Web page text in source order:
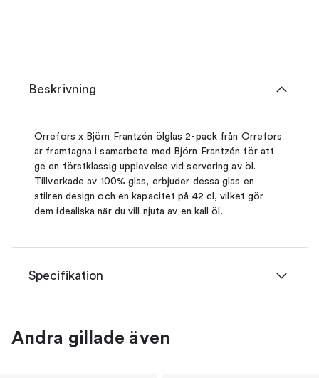
Beskrivning
Orrefors x Björn Frantzén ölglas 2-pack från Orrefors
är framtagna i samarbete med Björn Frantzén för att
ge en förstklassig upplevelse vid servering av öl.
Tillverkade av 100% glas, erbjuder dessa glas en
stilren design och en kapacitet på 42 cl, vilket gör
dem idealiska när du vill njuta av en kall öl.
Specifikation
Andra gillade även